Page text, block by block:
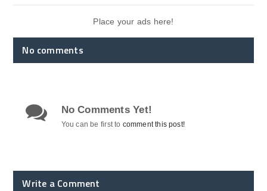
Place your ads here!
No comments
No Comments Yet!
You can be first to comment this post!
Write a Comment